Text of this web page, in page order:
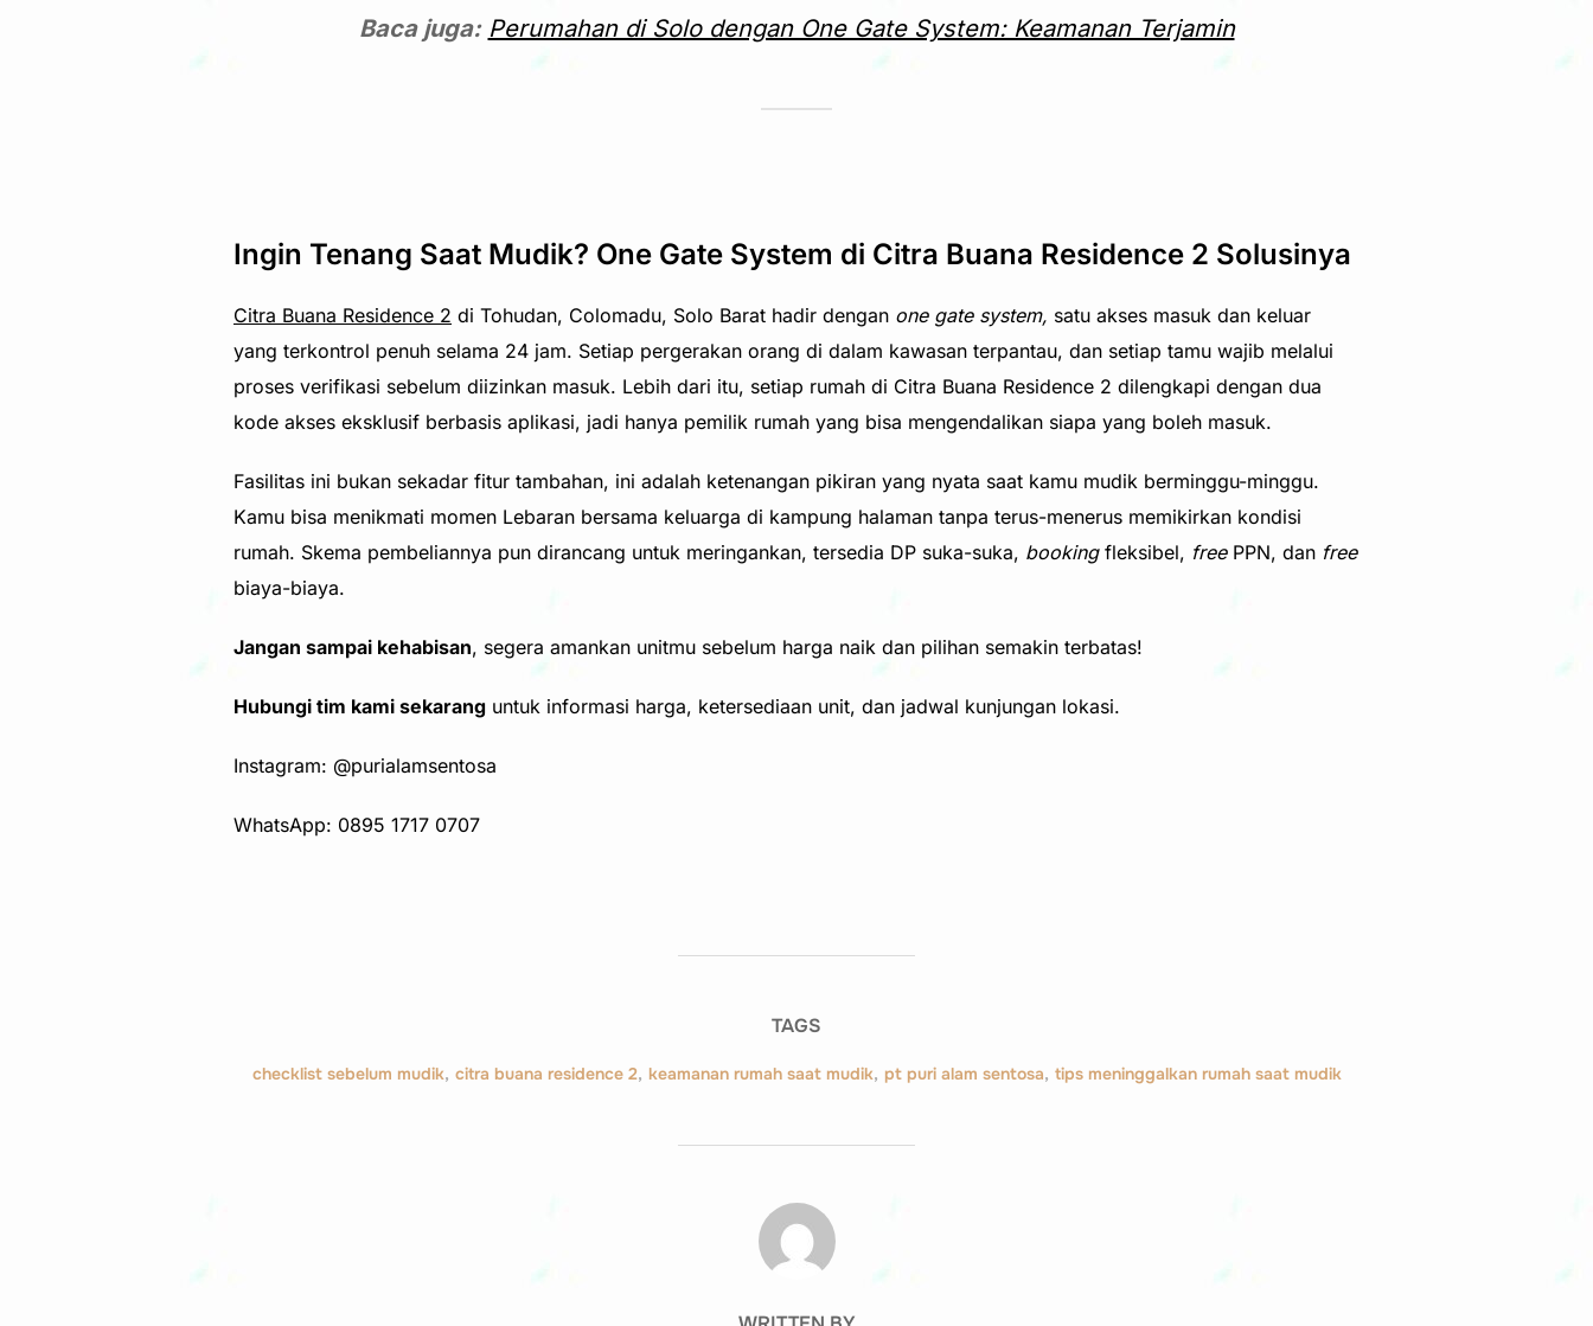
Baca juga: Perumahan di Solo dengan One Gate System: Keamanan Terjamin
Ingin Tenang Saat Mudik? One Gate System di Citra Buana Residence 2 Solusinya
Citra Buana Residence 2 di Tohudan, Colomadu, Solo Barat hadir dengan one gate system, satu akses masuk dan keluar
yang terkontrol penuh selama 24 jam. Setiap pergerakan orang di dalam kawasan terpantau, dan setiap tamu wajib melalui
proses verifikasi sebelum diizinkan masuk. Lebih dari itu, setiap rumah di Citra Buana Residence 2 dilengkapi dengan dua
kode akses eksklusif berbasis aplikasi, jadi hanya pemilik rumah yang bisa mengendalikan siapa yang boleh masuk.
Fasilitas ini bukan sekadar fitur tambahan, ini adalah ketenangan pikiran yang nyata saat kamu mudik berminggu-minggu.
Kamu bisa menikmati momen Lebaran bersama keluarga di kampung halaman tanpa terus-menerus memikirkan kondisi
rumah. Skema pembeliannya pun dirancang untuk meringankan, tersedia DP suka-suka, bookingfleksibel, freePPN, dan free
biaya-biaya.
Jangan sampai kehabisan, segera amankan unitmu sebelum harga naik dan pilihan semakin terbatas!
Hubungi tim kami sekarang untuk informasi harga, ketersediaan unit, dan jadwal kunjungan lokasi.
Instagram: @purialamsentosa
WhatsApp: 0895 1717 0707
TAGS
checklist sebelum mudik, citra buana residence 2, keamanan rumah saat mudik, pt puri alam sentosa, tips meninggalkan rumah saat mudik
POST AUTHOR